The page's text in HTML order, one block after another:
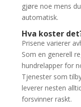
gjøre noe mens
automatisk.
Hva koster
Prisene varierer
Som en generell
hundrelapper for
Tjenester som
leverer nesten
forsvinner raskt.